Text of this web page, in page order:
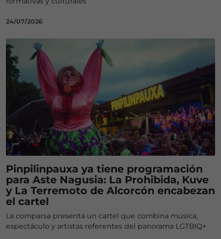
24/07/2026
Pinpilinpauxa ya tiene programación
para Aste Nagusia: La Prohibida, Kuve
y La Terremoto de Alcorcón encabezan
el cartel
La comparsa presenta un cartel que combina música,
espectáculo y artistas referentes del panorama LGTBIQ+